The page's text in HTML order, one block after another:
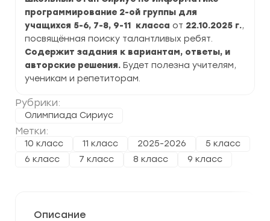
программирование 2-ой группы для
учащихся 5-6, 7-8, 9-11 класса от 22.10.2025 г.,
посвящённая поиску талантливых ребят.
Содержит задания к вариантам, ответы, и
авторские решения. Будет полезна учителям,
ученикам и репетиторам.
Рубрики:
Олимпиада Сириус
Метки:
10 класс 11 класс 2025-2026
5 класс
6 класс
7 класс 8 класс 9 класс
для
2-
ой
группы
2025-
2026
г.
задания
Описание